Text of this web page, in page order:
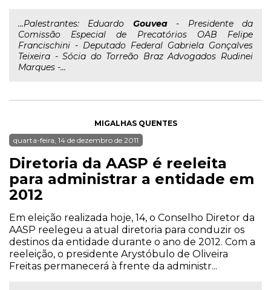
...Palestrantes: Eduardo Gouvea- Presidente da
Comissão Especial de Precatórios OAB Felipe
Francischini - Deputado Federal Gabriela Gonçalves
Teixeira - Sócia do Torreão Braz Advogados Rudinei
Marques -...
MIGALHAS QUENTES
quarta-feira, 14 de dezembro de 2011
Diretoria da AASP é reeleita
para administrar a entidade em
2012
Em eleição realizada hoje, 14, o Conselho Diretor da
AASP reelegeu a atual diretoria para conduzir os
destinos da entidade durante o ano de 2012. Com a
reeleição, o presidente Arystóbulo de Oliveira
Freitas permanecerá à frente da administr...